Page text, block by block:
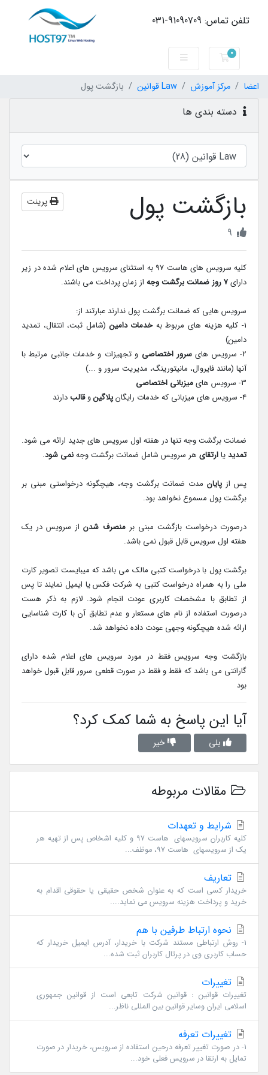
تلفن تماس: 91090709-031
0 کارت خرید
اعضا مرکز آموزش Law قوانین بازگشت پول
دسته بندی ها
بازگشت پول پرینت
9
کلیه سرویس های هاست 97 به استثنای سرویس های اعلام شده در زیر
دارای7 روز ضمانت برگشت وجه از زمان پرداخت می باشند.
سرویس هایی که ضمانت برگشت پول ندارند عبارتند از:
1- کلیه هزینه های مربوط به
خدمات دامین (شامل ثبت، انتقال، تمدید
دامین)
2- سرویس های
سرور اختصاصی و تجهیزات و خدمات جانبی مرتبط با
آنها (مانند فایروال، مانیتورینگ، مدیریت سرور و ...)
3- سرویس های
میزبانی اختصاصی
4- سرویس های میزبانی که خدمات رایگان
پلاگینوقالبدارند
ضمانت برگشت وجه تنها در هفته اول سرویس های جدید ارائه می شود.
تمدیدیاارتقای هر سرویس شامل ضمانت برگشت وجهنمی شود.
پس از پایانمدت ضمانت برگشت وجه، هیچگونه درخواستی مبنی بر
برگشت پول مسموع نخواهد بود.
درصورت درخواست بازگشت مبنی بر منصرف شدناز سرویس در یک
هفته اول سرویس قابل قبول نمی باشد.
برگشت پول با درخواست کتبی مالک می باشد که میبایست تصویر کارت
ملی را به همراه درخواست کتبی به شرکت فکس یا ایمیل نمایند تا پس
از تطابق با مشخصات کاربری عودت انجام شود. لازم به ذکر هست
درصورت استفاده از نام های مستعار و عدم تطابق آن با کارت شناسایی
ارائه شده هیچگونه وجهی عودت داده نخواهد شد.
بازگشت وجه سرویس فقط در مورد سرویس های اعلام شده دارای
گارانتی می باشد که فقط و فقط در صورت قطعی سرور قابل قبول خواهد
بود
آیا این پاسخ به شما کمک کرد؟
مقالات مربوطه
شرایط و تعهدات
کلیه کاربران سرویسهای هاست 97 و کلیه اشخاص پس از تهیه هر
یک از سرویسهای هاست 97، موظف...
تعاریف
خریدار کسی است که به عنوان شخص حقیقی یا حقوقی اقدام به
خرید و پرداخت هزینه سرویس می نماید....
نحوه ارتباط طرفین با هم
1- روش ارتباطی مستند شرکت با خریدار، آدرس ایمیل خریدار که
حساب کاربری وی در پرتال کاربران ثبت شده...
تغییرات
تغییرات قوانین : قوانین شرکت تابعی است از قوانین جمهوری
اسلامی ایران وسایر قوانین بین المللی ناظر...
تغییرات تعرفه
1- در صورت تغییر تعرفه درحین استفاده از سرویس، خریدار در صورت
تمایل به ارتقا در سرویس فعلی خود...